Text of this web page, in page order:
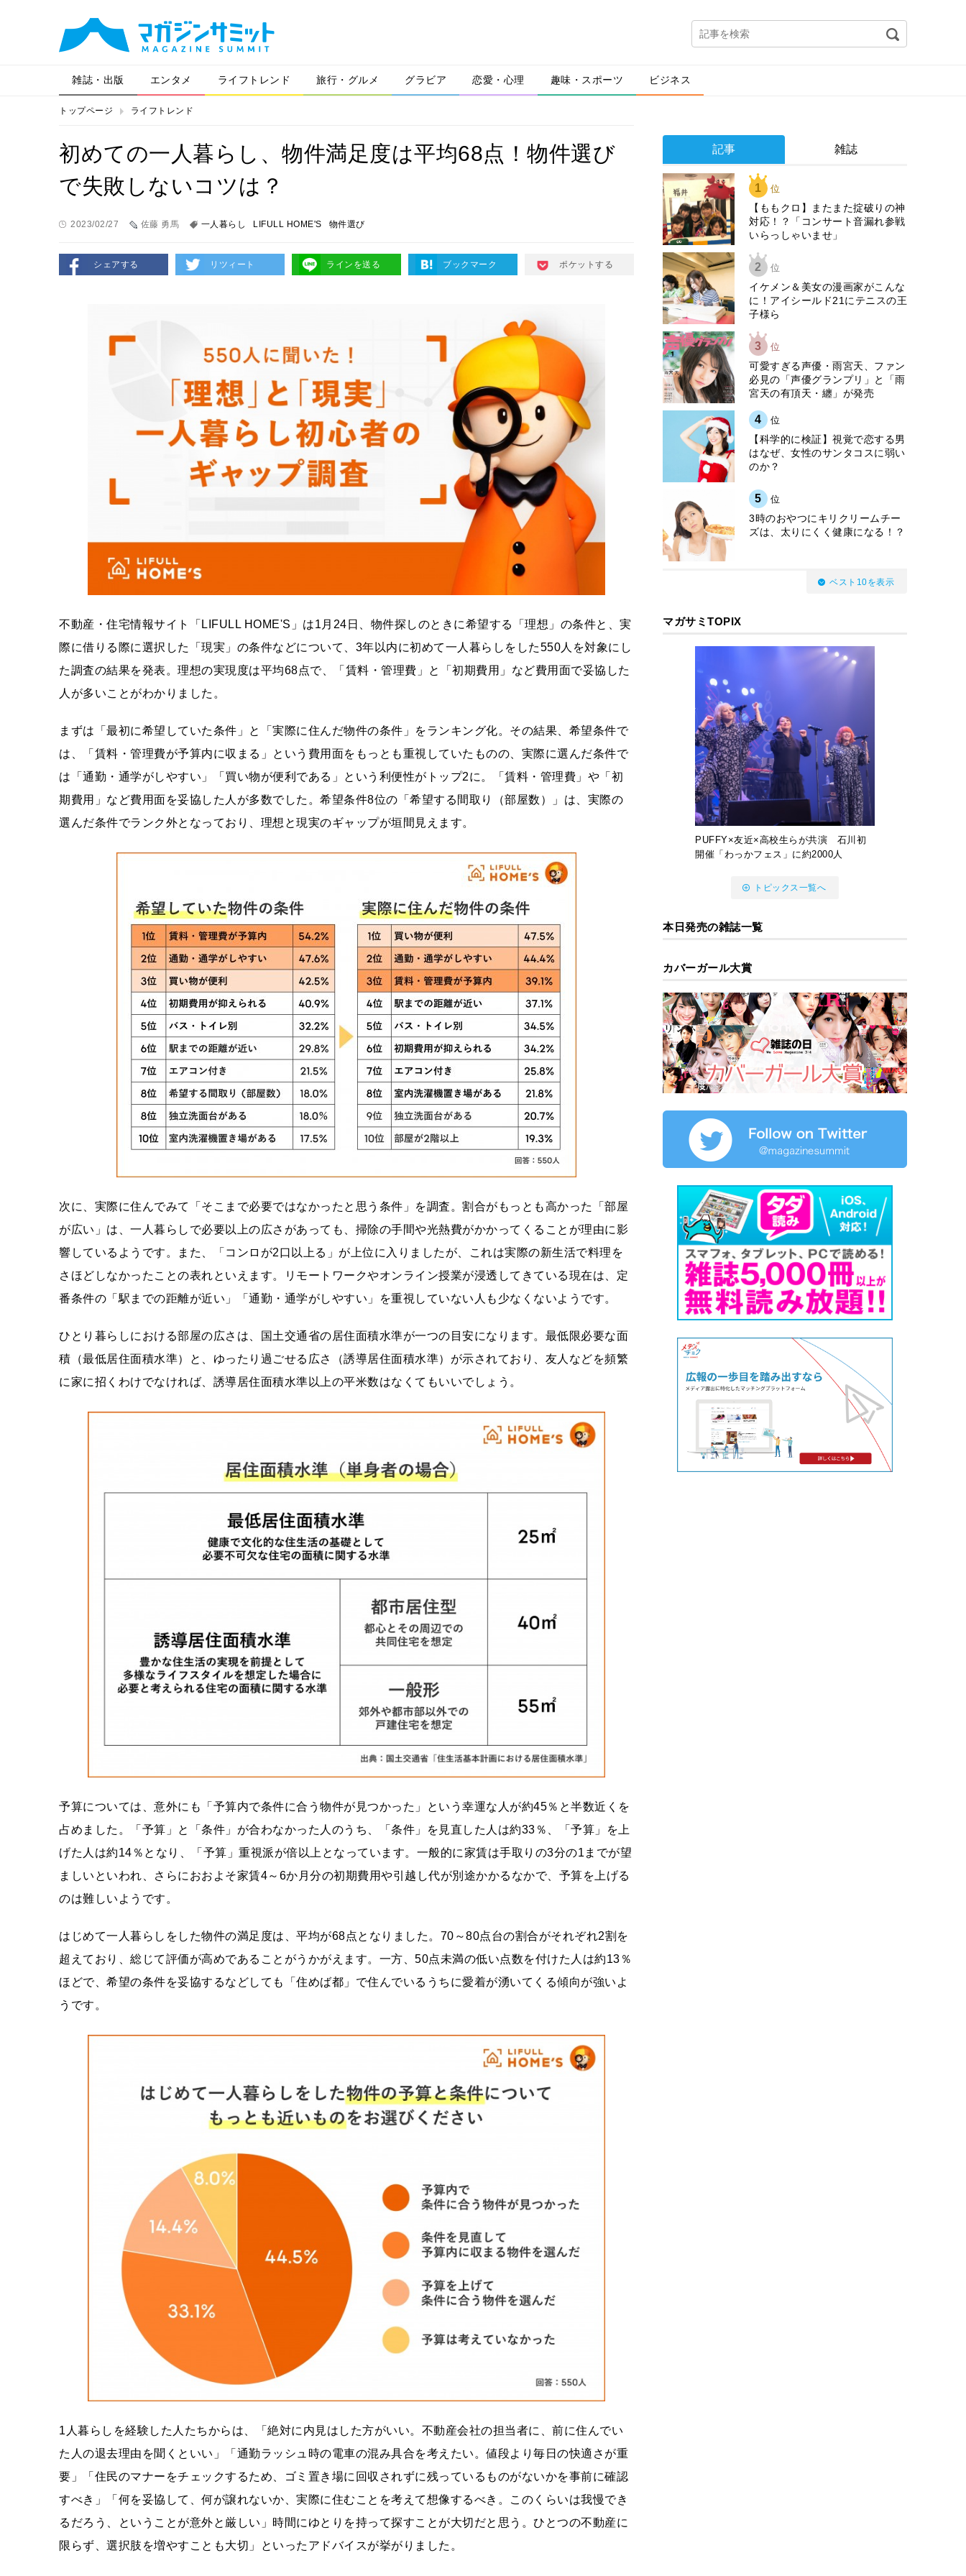
雑誌・出版 エンタメ ライフトレンド 旅行・グルメ グラビア 恋愛・心理 趣味・スポーツ ビジネス
トップページ ライフトレンド
初めての一人暮らし、物件満足度は平均68点！物件選び
で失敗しないコツは？
2023/02/27 佐藤 勇馬 一人暮らし LIFULL HOME'S 物件選び
シェアする リツィート ラインを送る ブックマーク ポケットする
不動産・住宅情報サイト「LIFULL HOME'S」は1月24日、物件探しのときに希望する「理想」の条件と、実
際に借りる際に選択した「現実」の条件などについて、3年以内に初めて一人暮らしをした550人を対象にし
た調査の結果を発表。理想の実現度は平均68点で、「賃料・管理費」と「初期費用」など費用面で妥協した
人が多いことがわかりました。
まずは「最初に希望していた条件」と「実際に住んだ物件の条件」をランキング化。その結果、希望条件で
は、「賃料・管理費が予算内に収まる」という費用面をもっとも重視していたものの、実際に選んだ条件で
は「通勤・通学がしやすい」「買い物が便利である」という利便性がトップ2に。「賃料・管理費」や「初
期費用」など費用面を妥協した人が多数でした。希望条件8位の「希望する間取り（部屋数）」は、実際の
選んだ条件でランク外となっており、理想と現実のギャップが垣間見えます。
次に、実際に住んでみて「そこまで必要ではなかったと思う条件」を調査。割合がもっとも高かった「部屋
が広い」は、一人暮らしで必要以上の広さがあっても、掃除の手間や光熱費がかかってくることが理由に影
響しているようです。また、「コンロが2口以上る」が上位に入りましたが、これは実際の新生活で料理を
さほどしなかったことの表れといえます。リモートワークやオンライン授業が浸透してきている現在は、定
番条件の「駅までの距離が近い」「通勤・通学がしやすい」を重視していない人も少なくないようです。
ひとり暮らしにおける部屋の広さは、国土交通省の居住面積水準が一つの目安になります。最低限必要な面
積（最低居住面積水準）と、ゆったり過ごせる広さ（誘導居住面積水準）が示されており、友人などを頻繁
に家に招くわけでなければ、誘導居住面積水準以上の平米数はなくてもいいでしょう。
予算については、意外にも「予算内で条件に合う物件が見つかった」という幸運な人が約45％と半数近くを
占めました。「予算」と「条件」が合わなかった人のうち、「条件」を見直した人は約33％、「予算」を上
げた人は約14％となり、「予算」重視派が倍以上となっています。一般的に家賃は手取りの3分の1までが望
ましいといわれ、さらにおおよそ家賃4～6か月分の初期費用や引越し代が別途かかるなかで、予算を上げる
のは難しいようです。
はじめて一人暮らしをした物件の満足度は、平均が68点となりました。70～80点台の割合がそれぞれ2割を
超えており、総じて評価が高めであることがうかがえます。一方、50点未満の低い点数を付けた人は約13％
ほどで、希望の条件を妥協するなどしても「住めば都」で住んでいるうちに愛着が湧いてくる傾向が強いよ
うです。
1人暮らしを経験した人たちからは、「絶対に内見はした方がいい。不動産会社の担当者に、前に住んでい
た人の退去理由を聞くといい」「通勤ラッシュ時の電車の混み具合を考えたい。値段より毎日の快適さが重
要」「住民のマナーをチェックするため、ゴミ置き場に回収されずに残っているものがないかを事前に確認
すべき」「何を妥協して、何が譲れないか、実際に住むことを考えて想像するべき。このくらいは我慢でき
るだろう、ということが意外と厳しい」時間にゆとりを持って探すことが大切だと思う。ひとつの不動産に
限らず、選択肢を増やすことも大切」といったアドバイスが挙がりました。
記事 雑誌
1 位
【ももクロ】またまた掟破りの神
対応！？「コンサート音漏れ参戦
いらっしゃいませ」
2 位
イケメン＆美女の漫画家がこんな
に！アイシールド21にテニスの王
子様ら
3 位
可愛すぎる声優・雨宮天、ファン
必見の「声優グランプリ」と「雨
宮天の有頂天・纏」が発売
4 位
【科学的に検証】視覚で恋する男
はなぜ、女性のサンタコスに弱い
のか？
5 位
3時のおやつにキリクリームチー
ズは、太りにくく健康になる！？
ベスト10を表示
マガサミTOPIX
PUFFY×友近×高校生らが共演 石川初
開催「わっかフェス」に約2000人
トピックス一覧へ
本日発売の雑誌一覧
カバーガール大賞